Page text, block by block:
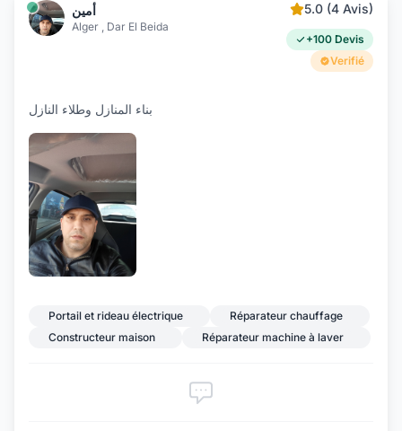
أمين
Alger , Dar El Beida
5.0 (4 Avis)
+100 Devis
Verifié
بناء المنازل وطلاء النازل
Portail et rideau électrique
Réparateur chauffage
Constructeur maison
Réparateur machine à laver